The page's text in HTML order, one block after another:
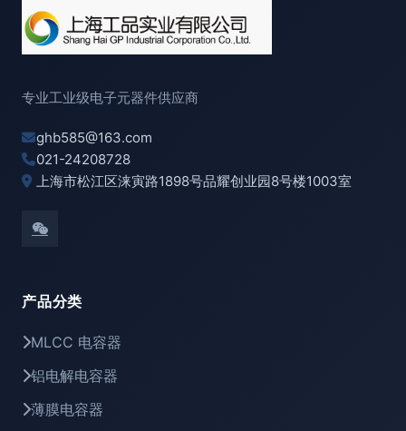
专业工业级电子元器件供应商
ghb585@163.com
021-24208728
上海市松江区涞寅路1898号品耀创业园8号楼1003室
产品分类
MLCC 电容器
铝电解电容器
薄膜电容器